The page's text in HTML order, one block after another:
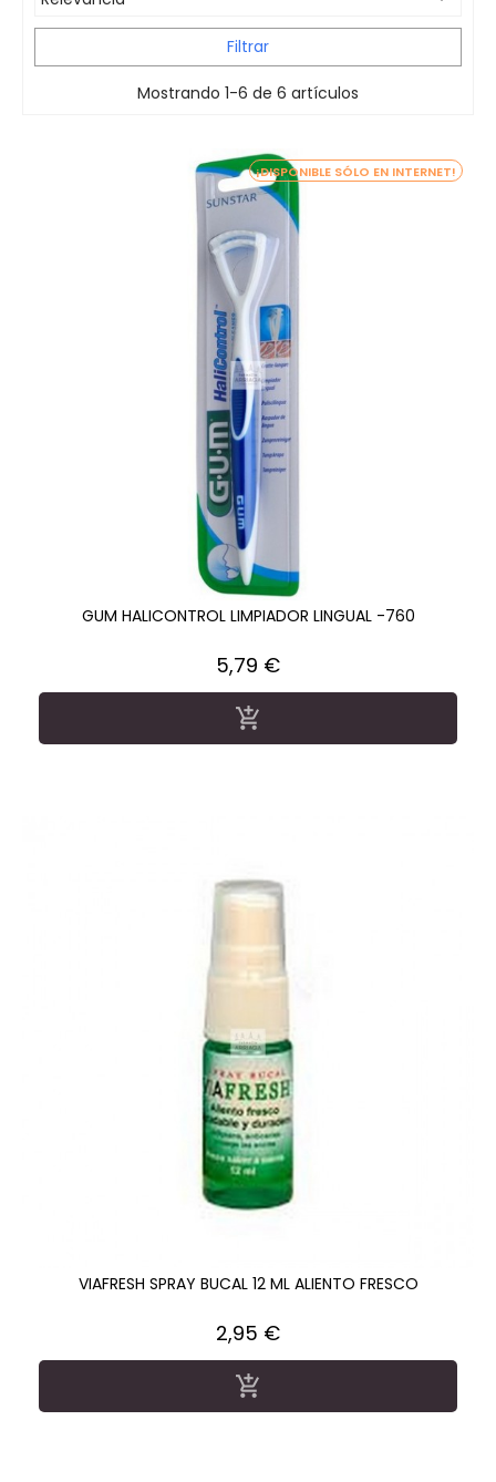
Filtrar
Mostrando 1-6 de 6 artículos
¡DISPONIBLE SÓLO EN INTERNET!
GUM HALICONTROL LIMPIADOR LINGUAL -760
Precio
5,79 €

VIAFRESH SPRAY BUCAL 12 ML ALIENTO FRESCO
Precio
2,95 €
